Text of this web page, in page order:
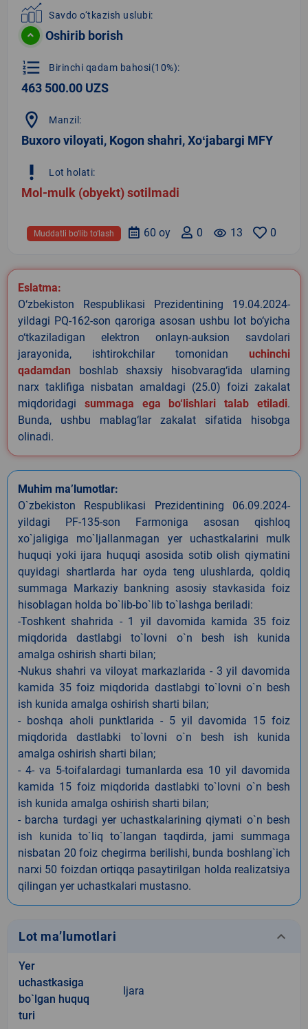
Savdo o‘tkazish uslubi:
Oshirib borish
format_list_numbered Birinchi qadam bahosi(10%):
463 500.00 UZS
location_on Manzil:
Buxoro viloyati, Kogon shahri, Xoʻjabargi MFY
priority_high Lot holati:
Mol-mulk (obyekt) sotilmadi
0
remove_red_eye 13
0
60 oy
Muddatli bo‘lib to‘lash
Eslatma:
O‘zbekiston Respublikasi Prezidentining 19.04.2024-
yildagi PQ-162-son qaroriga asosan ushbu lot bo‘yicha
o‘tkaziladigan elektron onlayn-auksion savdolari
jarayonida, ishtirokchilar tomonidan uchinchi
qadamdan boshlab shaxsiy hisobvarag‘ida ularning
narx taklifiga nisbatan amaldagi (25.0) foizi zakalat
miqdoridagi summaga ega bo‘lishlari talab etiladi.
Bunda, ushbu mablag‘lar zakalat sifatida hisobga
olinadi.
Muhim ma’lumotlar:
O`zbekiston Respublikasi Prezidentining 06.09.2024-
yildagi PF-135-son Farmoniga asosan qishloq
xo`jaligiga mo`ljallanmagan yer uchastkalarini mulk
huquqi yoki ijara huquqi asosida sotib olish qiymatini
quyidagi shartlarda har oyda teng ulushlarda, qoldiq
summaga Markaziy bankning asosiy stavkasida foiz
hisoblagan holda bo`lib-bo`lib to`lashga beriladi:
-Toshkent shahrida - 1 yil davomida kamida 35 foiz
miqdorida dastlabgi to`lovni o`n besh ish kunida
amalga oshirish sharti bilan;
-Nukus shahri va viloyat markazlarida - 3 yil davomida
kamida 35 foiz miqdorida dastlabgi to`lovni o`n besh
ish kunida amalga oshirish sharti bilan;
- boshqa aholi punktlarida - 5 yil davomida 15 foiz
miqdorida dastlabki to`lovni o`n besh ish kunida
amalga oshirish sharti bilan;
- 4- va 5-toifalardagi tumanlarda esa 10 yil davomida
kamida 15 foiz miqdorida dastlabki to`lovni o`n besh
ish kunida amalga oshirish sharti bilan;
- barcha turdagi yer uchastkalarining qiymati o`n besh
ish kunida to`liq to`langan taqdirda, jami summaga
nisbatan 20 foiz chegirma berilishi, bunda boshlang`ich
narxi 50 foizdan ortiqqa pasaytirilgan holda realizatsiya
qilingan yer uchastkalari mustasno.
Lot ma’lumotlari keyboard_arrow_down
Yer
uchastkasiga
bo`lgan huquq
turi
Ijara